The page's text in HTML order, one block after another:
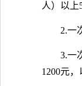
人）以上
2.一
3.一
1200元，